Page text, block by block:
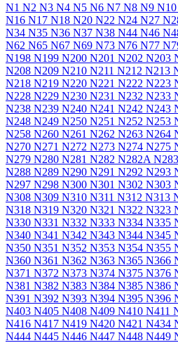
N1 N2 N3 N4 N5 N6 N7 N8 N9 N10
N16 N17 N18 N20 N22 N24 N27
N34 N35 N36 N37 N38 N44 N46
N62 N65 N67 N69 N73 N76 N77
N198 N199 N200 N201 N202 N203
N208 N209 N210 N211 N212 N213
N218 N219 N220 N221 N222 N223
N228 N229 N230 N231 N232 N233
N238 N239 N240 N241 N242 N243
N248 N249 N250 N251 N252 N253
N258 N260 N261 N262 N263 N264
N270 N271 N272 N273 N274 N275
N279 N280 N281 N282 N282A N283
N288 N289 N290 N291 N292 N293
N297 N298 N300 N301 N302 N303
N308 N309 N310 N311 N312 N313
N318 N319 N320 N321 N322 N323
N330 N331 N332 N333 N334 N335
N340 N341 N342 N343 N344 N345
N350 N351 N352 N353 N354 N355
N360 N361 N362 N363 N365 N366
N371 N372 N373 N374 N375 N376
N381 N382 N383 N384 N385 N386
N391 N392 N393 N394 N395 N396
N403 N405 N408 N409 N410 N411
N416 N417 N419 N420 N421 N434
N444 N445 N446 N447 N448 N449